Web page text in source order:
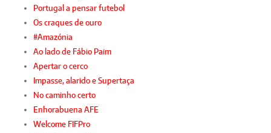
Portugal a pensar futebol
Os craques de ouro
#Amazónia
Ao lado de Fábio Paim
Apertar o cerco
Impasse, alarido e Supertaça
No caminho certo
Enhorabuena AFE
Welcome FIFPro